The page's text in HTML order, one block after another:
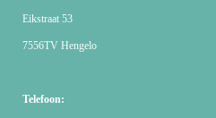
Eikstraat 53
7556TV Hengelo
Telefoon: